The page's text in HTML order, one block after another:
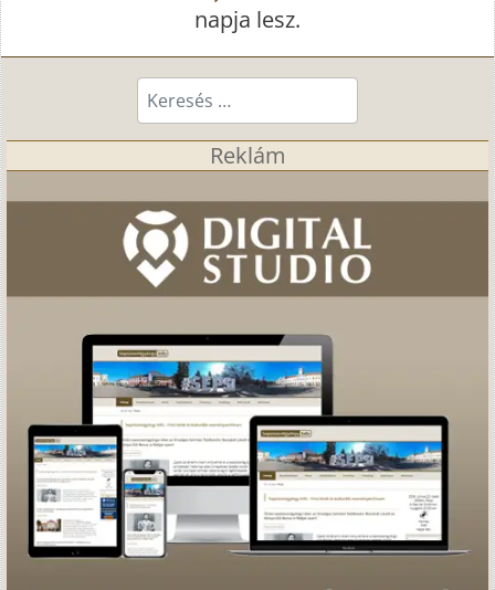
napja lesz.
Keresés...
Reklám